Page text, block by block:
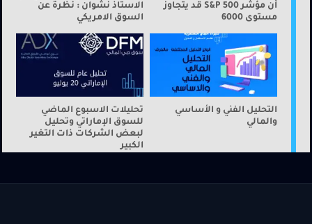
أن مؤشر S&P 500 قد يتجاوز
مستوى 6000
الاستاذ نشوان : نظرة عن
السوق الامريكي
التحليل الفني و الأساسي
والمالي
تحليلات الاسبوع الماضي
للسوق الإماراتي وتحليل
لبعض الشركات ذات التغير
الكبير